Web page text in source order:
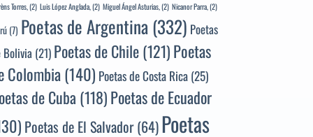
Torres,(2) Luis López Anglada,(2) Miguel Ángel Asturias,(2) Nicanor Parra,(2)
(7) Poetas de Argentina(332) Poetas
Bolivia(21) Poetas de Chile(121)Poetas
Colombia(140) Poetas de Costa Rica(25)
de Cuba (118)Poetas de Ecuador
Poetas de El Salvador(64)Poetas